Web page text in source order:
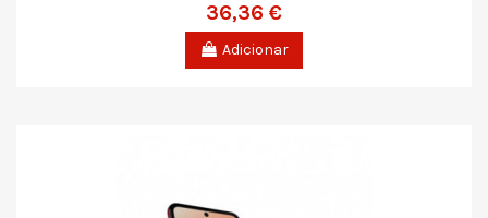
36,36 €
Adicionar